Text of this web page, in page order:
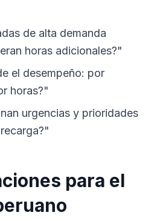
de alta demanda
horas adicionales?"
el desempeño: por
horas?"
urgencias y prioridades
para el